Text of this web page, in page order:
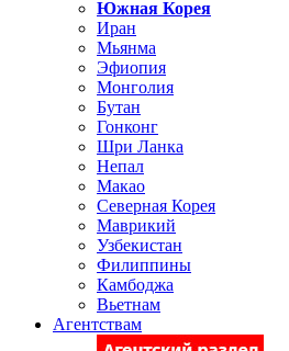
Южная Корея
Иран
Мьянма
Эфиопия
Монголия
Бутан
Гонконг
Шри Ланка
Непал
Макао
Северная Корея
Маврикий
Узбекистан
Филиппины
Камбоджа
Вьетнам
Агентствам